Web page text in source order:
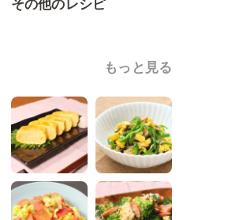
その他のレシピ
もっと見る